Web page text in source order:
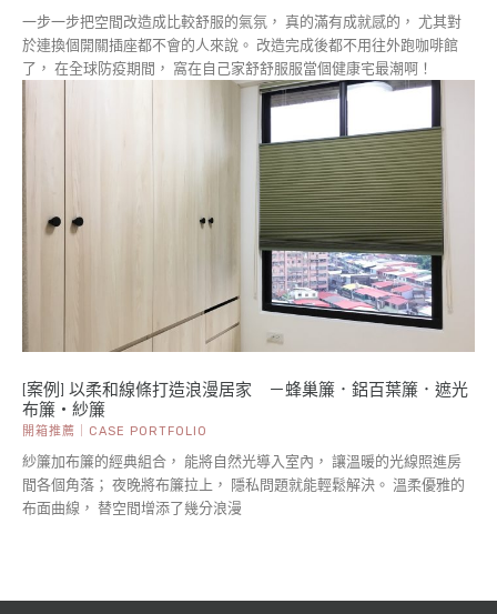
一步一步把空間改造成比較舒服的氣氛， 真的滿有成就感的， 尤其對
於連換個開關插座都不會的人來說。 改造完成後都不用往外跑咖啡館
了， 在全球防疫期間， 窩在自己家舒舒服服當個健康宅最潮啊！
[案例] 以柔和線條打造浪漫居家 －蜂巢簾．鋁百葉簾．遮光
布簾・紗簾
開箱推薦｜CASE PORTFOLIO
紗簾加布簾的經典組合， 能將自然光導入室內， 讓溫暖的光線照進房
間各個角落； 夜晚將布簾拉上， 隱私問題就能輕鬆解決。 溫柔優雅的
布面曲線， 替空間增添了幾分浪漫